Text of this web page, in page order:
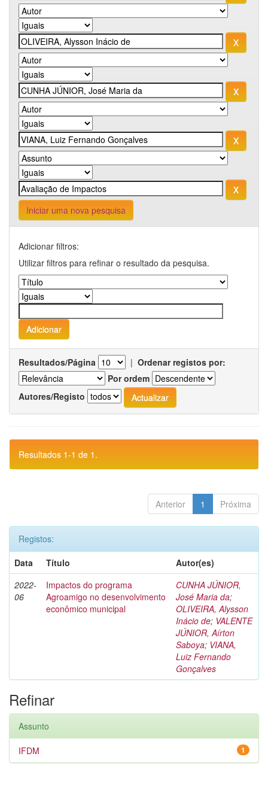
Iniciar uma nova pesquisa
Adicionar filtros:
Utilizar filtros para refinar o resultado da pesquisa.
Resultados/Página | Ordenar registos por:
Por ordem
Autores/Registo
Resultados 1-1 de 1.
Anterior 1 Próxima
Registos:
Data
Título
Autor(es)
2022-
06
Impactos do programa
Agroamigo no desenvolvimento
econômico municipal
CUNHA JÚNIOR,
José Maria da;
OLIVEIRA, Alysson
Inácio de; VALENTE
JÚNIOR, Aírton
Saboya; VIANA,
Luiz Fernando
Gonçalves
Refinar
Assunto
1
IFDM